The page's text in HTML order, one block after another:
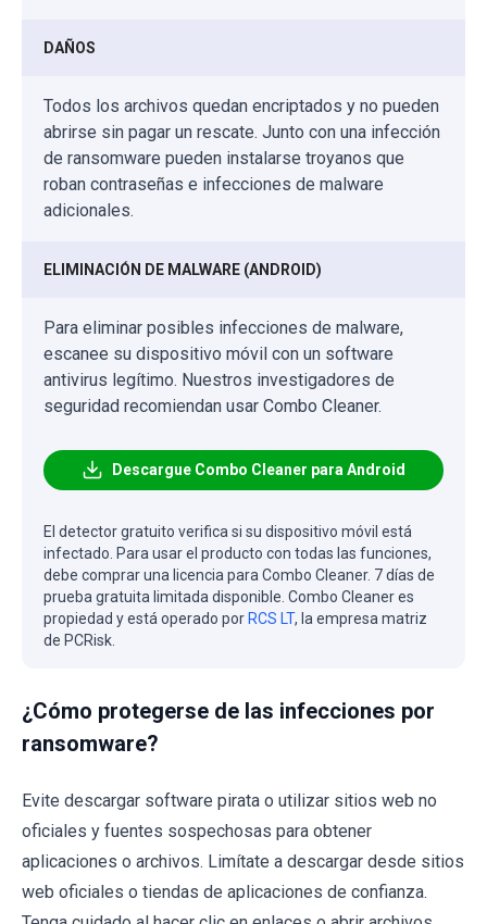
DAÑOS
Todos los archivos quedan encriptados y no pueden
abrirse sin pagar un rescate. Junto con una infección
de ransomware pueden instalarse troyanos que
roban contraseñas e infecciones de malware
adicionales.
ELIMINACIÓN DE MALWARE (ANDROID)
Para eliminar posibles infecciones de malware,
escanee su dispositivo móvil con un software
antivirus legítimo. Nuestros investigadores de
seguridad recomiendan usar Combo Cleaner.
Descargue Combo Cleaner para Android
El detector gratuito verifica si su dispositivo móvil está
infectado. Para usar el producto con todas las funciones,
debe comprar una licencia para Combo Cleaner. 7 días de
prueba gratuita limitada disponible. Combo Cleaner es
propiedad y está operado por RCS LT, la empresa matriz
de PCRisk.
¿Cómo protegerse de las infecciones por
ransomware?
Evite descargar software pirata o utilizar sitios web no
oficiales y fuentes sospechosas para obtener
aplicaciones o archivos. Limítate a descargar desde sitios
web oficiales o tiendas de aplicaciones de confianza.